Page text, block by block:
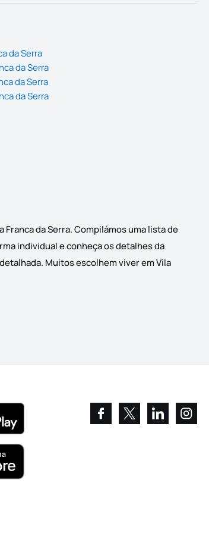
da Serra
da Serra
da Serra
da Serra
da Serra. Compilámos uma lista de
individual e conheça os detalhes da
Muitos escolhem viver em Vila